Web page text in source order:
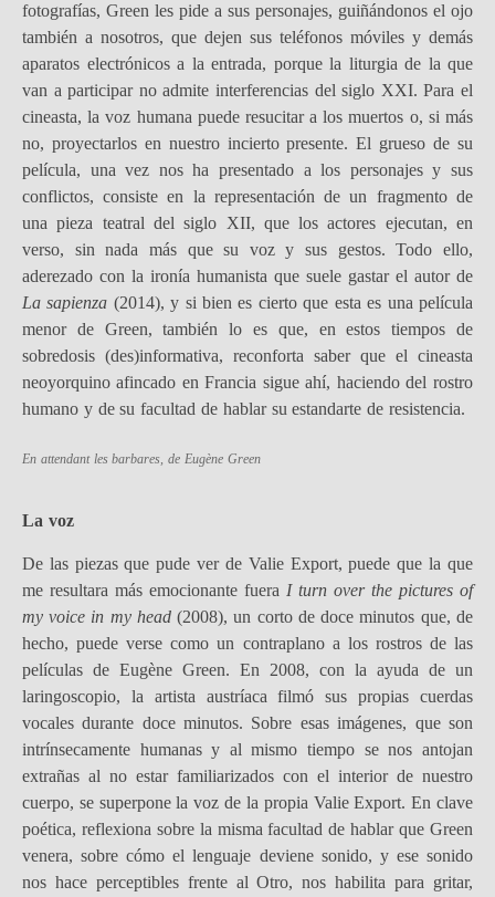
fotografías, Green les pide a sus personajes, guiñándonos el ojo
también a nosotros, que dejen sus teléfonos móviles y demás
aparatos electrónicos a la entrada, porque la liturgia de la que
van a participar no admite interferencias del siglo XXI. Para el
cineasta, la voz humana puede resucitar a los muertos o, si más
no, proyectarlos en nuestro incierto presente. El grueso de su
película, una vez nos ha presentado a los personajes y sus
conflictos, consiste en la representación de un fragmento de
una pieza teatral del siglo XII, que los actores ejecutan, en
verso, sin nada más que su voz y sus gestos. Todo ello,
aderezado con la ironía humanista que suele gastar el autor de
La sapienza (2014), y si bien es cierto que esta es una película
menor de Green, también lo es que, en estos tiempos de
sobredosis (des)informativa, reconforta saber que el cineasta
neoyorquino afincado en Francia sigue ahí, haciendo del rostro
humano y de su facultad de hablar su estandarte de resistencia.
En attendant les barbares, de Eugène Green
La voz
De las piezas que pude ver de Valie Export, puede que la que
me resultara más emocionante fuera I turn over the pictures of
my voice in my head (2008), un corto de doce minutos que, de
hecho, puede verse como un contraplano a los rostros de las
películas de Eugène Green. En 2008, con la ayuda de un
laringoscopio, la artista austríaca filmó sus propias cuerdas
vocales durante doce minutos. Sobre esas imágenes, que son
intrínsecamente humanas y al mismo tiempo se nos antojan
extrañas al no estar familiarizados con el interior de nuestro
cuerpo, se superpone la voz de la propia Valie Export. En clave
poética, reflexiona sobre la misma facultad de hablar que Green
venera, sobre cómo el lenguaje deviene sonido, y ese sonido
nos hace perceptibles frente al Otro, nos habilita para gritar,